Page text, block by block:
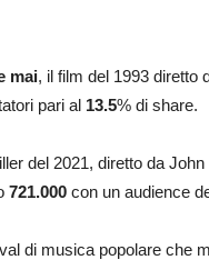
mai, il film del 1993 diretto
pari al 13.5% di share.
del 2021, diretto da
721.000 con un audience
di musica popolare che